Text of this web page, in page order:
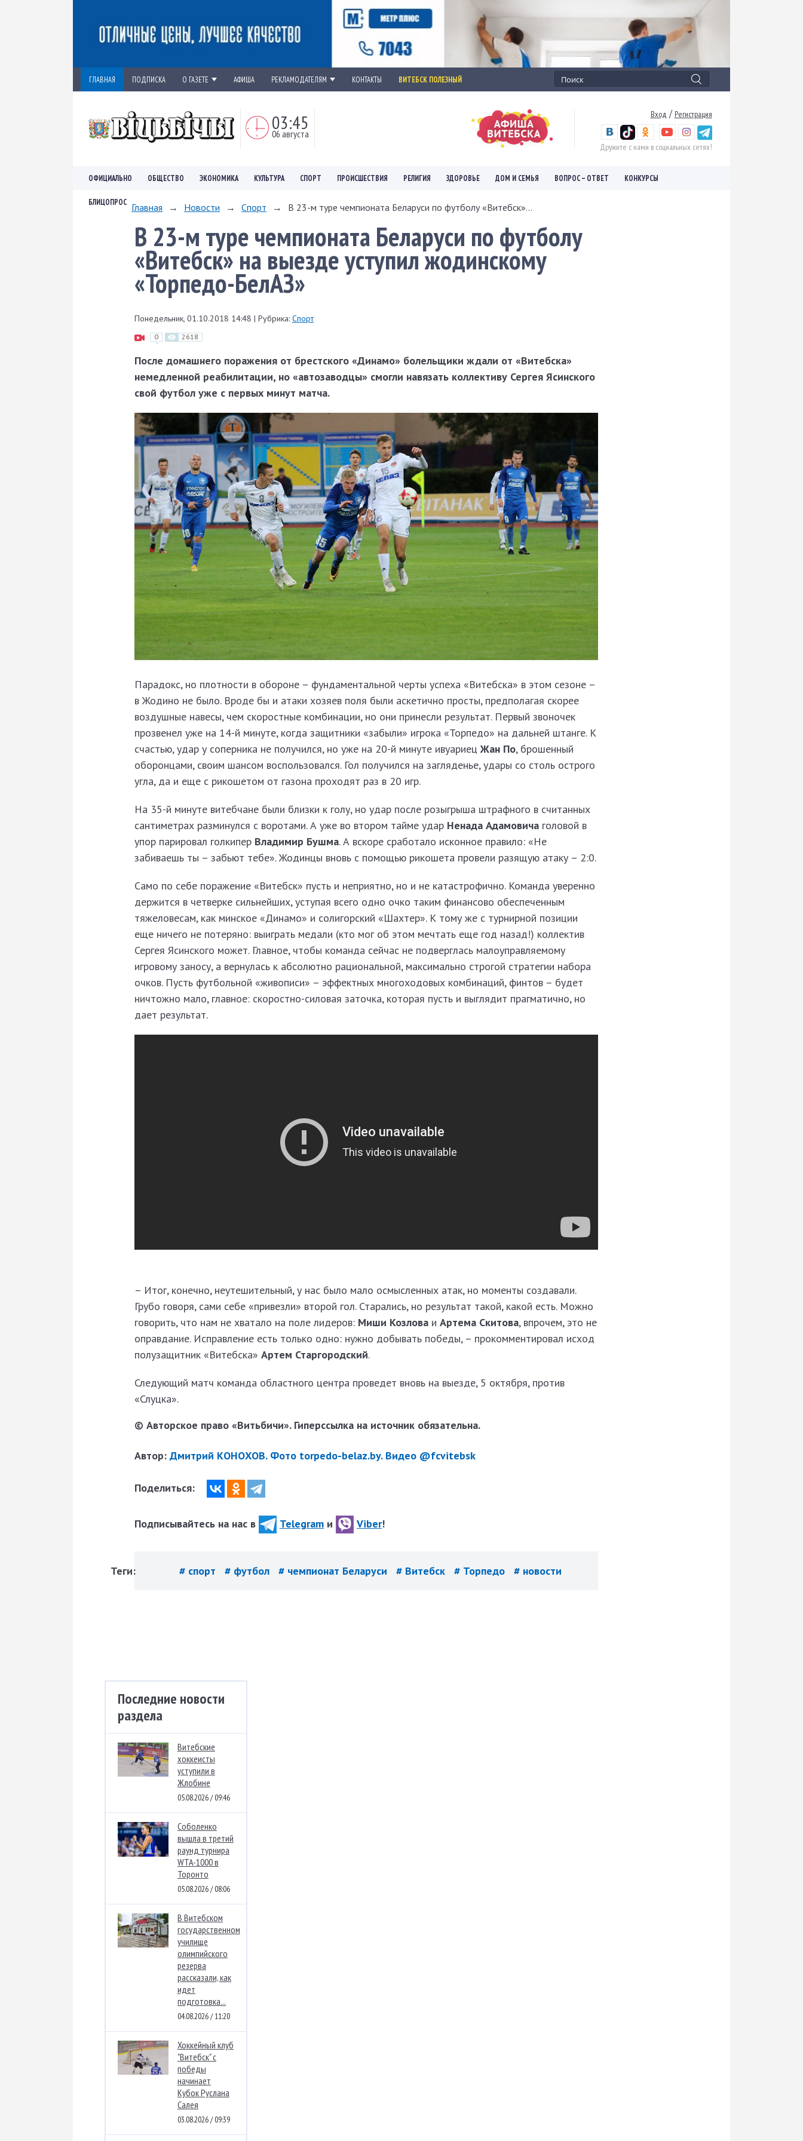
ГЛАВНАЯ ПОДПИСКА О ГАЗЕТЕ АФИША РЕКЛАМОДАТЕЛЯМ КОНТАКТЫ ВИТЕБСК ПОЛЕЗНЫЙ
03:45
06 августа
Вход / Регистрация
Дружите с нами в социальных сетях!
ОФИЦИАЛЬНО ОБЩЕСТВО ЭКОНОМИКА КУЛЬТУРА СПОРТ ПРОИСШЕСТВИЯ РЕЛИГИЯ ЗДОРОВЬЕ ДОМ И СЕМЬЯ ВОПРОС – ОТВЕТ КОНКУРСЫ
БЛИЦОПРОС Главная → Новости → Спорт → В 23-м туре чемпионата Беларуси по футболу «Витебск»...
В 23-м туре чемпионата Беларуси по футболу
«Витебск» на выезде уступил жодинскому
«Торпедо-БелАЗ»
Понедельник, 01.10.2018 14:48 | Рубрика: Спорт
0 2618
После домашнего поражения от брестского «Динамо» болельщики ждали от «Витебска»
немедленной реабилитации, но «автозаводцы» смогли навязать коллективу Сергея Ясинского
свой футбол уже с первых минут матча.
Парадокс, но плотности в обороне – фундаментальной черты успеха «Витебска» в этом сезоне –
в Жодино не было. Вроде бы и атаки хозяев поля были аскетично просты, предполагая скорее
воздушные навесы, чем скоростные комбинации, но они принесли результат. Первый звоночек
прозвенел уже на 14-й минуте, когда защитники «забыли» игрока «Торпедо» на дальней штанге. К
счастью, удар у соперника не получился, но уже на 20-й минуте ивуариецЖан По, брошенный
оборонцами, своим шансом воспользовался. Гол получился на загляденье, удары со столь острого
угла, да и еще с рикошетом от газона проходят раз в 20 игр.
На 35-й минуте витебчане были близки к голу, но удар после розыгрыша штрафного в считанных
сантиметрах разминулся с воротами. А уже во втором тайме удар Ненада Адамовича головой в
упор парировал голкипер Владимир Бушма. А вскоре сработало исконное правило: «Не
забиваешь ты – забьют тебе». Жодинцы вновь с помощью рикошета провели разящую атаку – 2:0.
Само по себе поражение «Витебск» пусть и неприятно, но и не катастрофично. Команда уверенно
держится в четверке сильнейших, уступая всего одно очко таким финансово обеспеченным
тяжеловесам, как минское «Динамо» и солигорский «Шахтер». К тому же с турнирной позиции
еще ничего не потеряно: выиграть медали (кто мог об этом мечтать еще год назад!) коллектив
Сергея Ясинского может. Главное, чтобы команда сейчас не подверглась малоуправляемому
игровому заносу, а вернулась к абсолютно рациональной, максимально строгой стратегии набора
очков. Пусть футбольной «живописи» – эффектных многоходовых комбинаций, финтов – будет
ничтожно мало, главное: скоростно-силовая заточка, которая пусть и выглядит прагматично, но
дает результат.
– Итог, конечно, неутешительный, у нас было мало осмысленных атак, но моменты создавали.
Грубо говоря, сами себе «привезли» второй гол. Старались, но результат такой, какой есть. Можно
говорить, что нам не хватало на поле лидеров: Миши Козлова и Артема Скитова, впрочем, это не
оправдание. Исправление есть только одно: нужно добывать победы, – прокомментировал исход
полузащитник «Витебска» Артем Старгородский.
Следующий матч команда областного центра проведет вновь на выезде, 5 октября, против
«Слуцка».
© Авторское право «Витьбичи». Гиперссылка на источник обязательна.
Автор: Дмитрий КОНОХОВ. Фото torpedo-belaz.by. Видео @fcvitebsk
Поделиться:
Подписывайтесь на нас в Telegram и Viber!
Теги: # спорт # футбол # чемпионат Беларуси # Витебск # Торпедо # новости
Последние новости
раздела
Витебские
хоккеисты
уступили в
Жлобине
05.08.2026 / 09:46
Соболенко
вышла в третий
раунд турнира
WTA-1000 в
Торонто
05.08.2026 / 08:06
В Витебском
государственном
училище
олимпийского
резерва
рассказали, как
идет
подготовка...
04.08.2026 / 11:20
Хоккейный клуб
"Витебск" с
победы
начинает
Кубок Руслана
Салея
03.08.2026 / 09:39